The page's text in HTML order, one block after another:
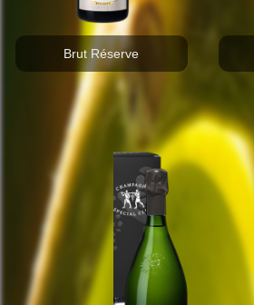
Brut Réserve